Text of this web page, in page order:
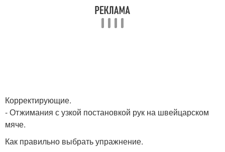
Корректирующие.
- Отжимания с узкой постановкой рук на швейцарском
мяче.
Как правильно выбрать упражнение.